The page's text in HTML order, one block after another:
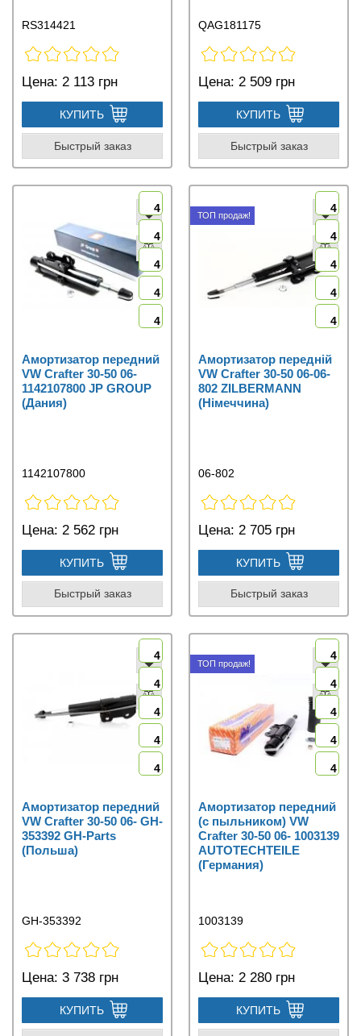
RS314421
Цена: 2 113 грн
КУПИТЬ
Быстрый заказ
QAG181175
Цена: 2 509 грн
КУПИТЬ
Быстрый заказ
4
4
4
4
4
Амортизатор передний
VW Crafter 30-50 06-
1142107800 JP GROUP
(Дания)
1142107800
Цена: 2 562 грн
КУПИТЬ
Быстрый заказ
ТОП продаж!
4
4
4
4
4
Амортизатор передній
VW Crafter 30-50 06-06-
802 ZILBERMANN
(Німеччина)
06-802
Цена: 2 705 грн
КУПИТЬ
Быстрый заказ
4
4
4
4
4
Амортизатор передний
VW Crafter 30-50 06- GH-
353392 GH-Parts
(Польша)
GH-353392
Цена: 3 738 грн
КУПИТЬ
ТОП продаж!
4
4
4
4
4
Амортизатор передний
(с пыльником) VW
Crafter 30-50 06- 1003139
AUTOTECHTEILE
(Германия)
1003139
Цена: 2 280 грн
КУПИТЬ